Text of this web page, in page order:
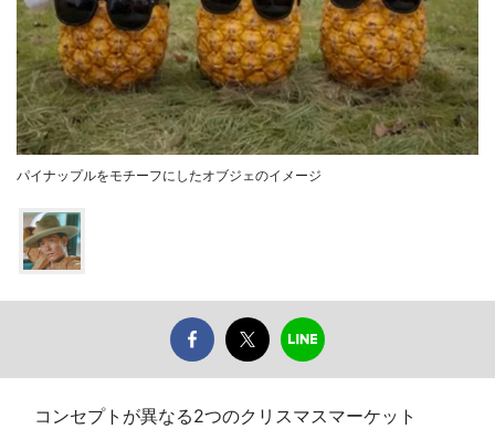
パイナップルをモチーフにしたオブジェのイメージ
コンセプトが異なる2つのクリスマスマーケット